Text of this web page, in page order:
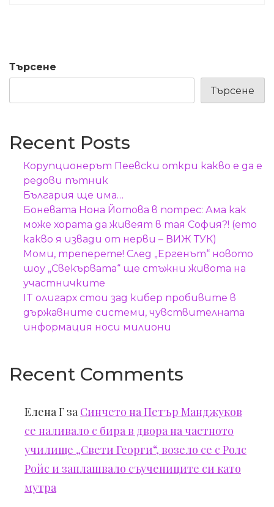
Търсене
Търсене
Recent Posts
Корупционерът Пеевски откри какво е да е
редови пътник
България ще има…
Боневата Нона Йотова в потрес: Ама как
може хората да живеят в тая София?! (ето
какво я извади от нерви – ВИЖ ТУК)
Моми, треперете! След „Ергенът“ новото
шоу „Свекървата“ ще стъжни живота на
участничките
IT олигарх стои зад кибер пробивите в
държавните системи, чувствителната
информация носи милиони
Recent Comments
Елена Г за Синчето на Петър Манджуков
се наливало с бира в двора на частното
училище „Свети Георги“, возело се с Ролс
Ройс и заплашвало съучениците си като
мутра